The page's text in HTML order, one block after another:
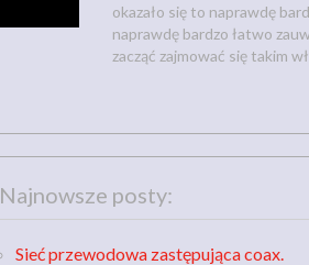
okazało się to naprawdę
naprawdę bardzo łatwo
zacząć zajmować się takim
Najnowsze posty:
Sieć przewodowa zastępująca coax.